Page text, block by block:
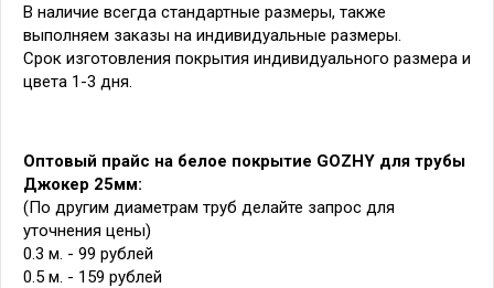
В наличие всегда стандартные размеры, также
выполняем заказы на индивидуальные размеры.
Срок изготовления покрытия индивидуального размера и
цвета 1-3 дня.
Оптовый прайс на белое покрытие GOZHY для трубы
Джокер 25мм:
(По другим диаметрам труб делайте запрос для
уточнения цены)
0.3 м. - 99 рублей
0.5 м. - 159 рублей